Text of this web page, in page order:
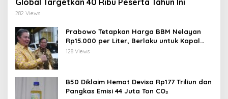
282 Views
Prabowo Tetapkan Harga BBM Nelayan
Rp15.000 per Liter, Berlaku untuk Kapal
30-200 GT
128 Views
B50 Diklaim Hemat Devisa Rp177 Triliun dan
Pangkas Emisi 44 Juta Ton CO₂